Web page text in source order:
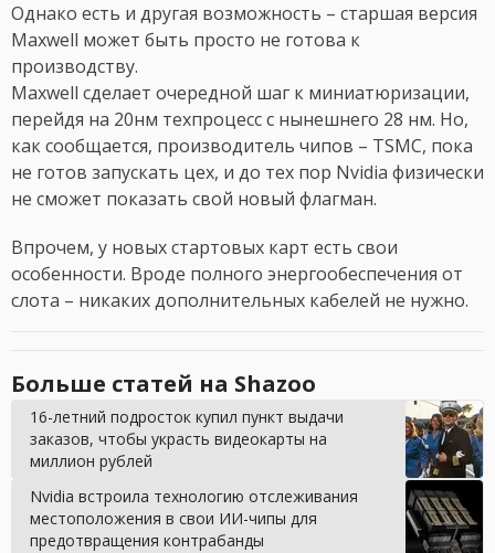
Однако есть и другая возможность – старшая версия
Maxwell может быть просто не готова к
производству.
Maxwell сделает очередной шаг к миниатюризации,
перейдя на 20нм техпроцесс с нынешнего 28 нм. Но,
как сообщается, производитель чипов – TSMC, пока
не готов запускать цех, и до тех пор Nvidia физически
не сможет показать свой новый флагман.
Впрочем, у новых стартовых карт есть свои
особенности. Вроде полного энергообеспечения от
слота – никаких дополнительных кабелей не нужно.
Больше статей на Shazoo
16-летний подросток купил пункт выдачи
заказов, чтобы украсть видеокарты на
миллион рублей
Nvidia встроила технологию отслеживания
местоположения в свои ИИ-чипы для
предотвращения контрабанды